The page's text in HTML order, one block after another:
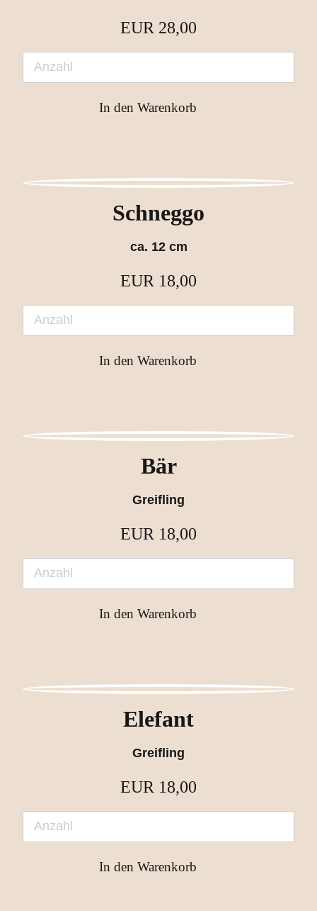
EUR 28,00
Schneggo
ca. 12 cm
EUR 18,00
Bär
Greifling
EUR 18,00
Elefant
Greifling
EUR 18,00